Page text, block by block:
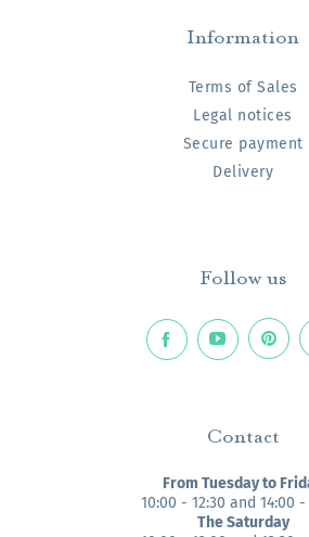
Information
Terms of Sales
Legal notices
Secure payment
Delivery
Follow us
Contact
From Tuesday to
10:00 - 12:30 and 14:00 -
The Saturday